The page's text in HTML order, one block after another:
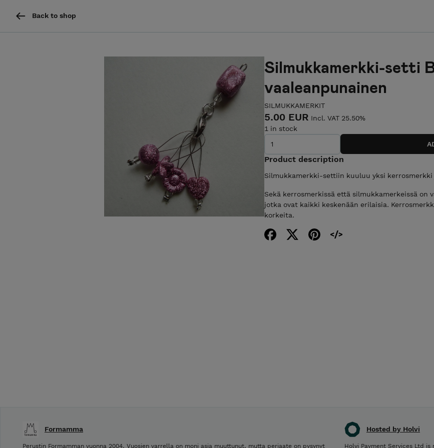
Back to shop
Silmukkamerkki-setti
vaaleanpunainen
SILMUKKAMERKIT
5.00 EUR Incl. VAT 25.50%
1 in stock
Product description
Silmukkamerkki-settiin kuuluu yksi
Sekä kerrosmerkissä että silmukkamerkeissä on
jotka ovat kaikki keskenään erilaisia.
korkeita.
Hosted by Holvi
Holvi Payment Services Ltd
Formamma
Perustin Formamman vuonna 2004. Vuosien varrella on moni asia muuttunut, mutta periaate on pysynyt